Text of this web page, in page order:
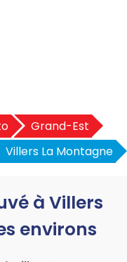
Grand-Est
Villers La Montagne
à Villers
environs